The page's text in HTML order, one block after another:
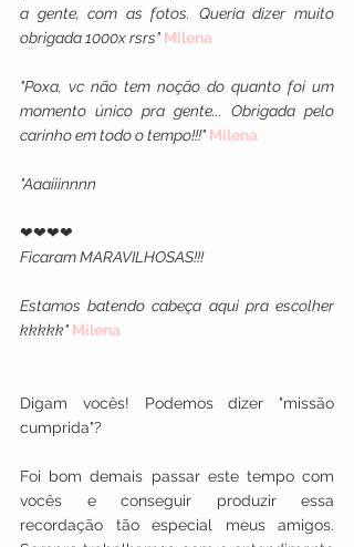
a gente, com as fotos. Queria dizer muito
obrigada 1000x rsrs" Milena
"Poxa, vc não tem noção do quanto foi um
momento único pra gente... Obrigada pelo
carinho em todo o tempo!!!" Milena
"Aaaiiinnnn
❤❤❤❤
Ficaram MARAVILHOSAS!!!
Estamos batendo cabeça aqui pra escolher
kkkkk" Milena
Digam vocês! Podemos dizer "missão
cumprida"?
Foi bom demais passar este tempo com
vocês e conseguir produzir essa
recordação tão especial meus amigos.